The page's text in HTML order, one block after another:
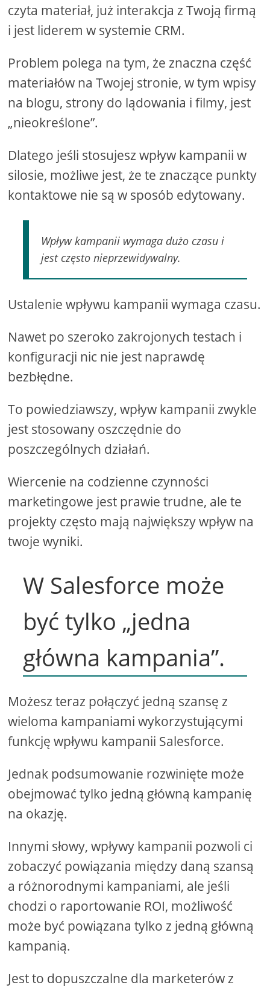
czyta materiał, już interakcja z Twoją firmą
i jest liderem w systemie CRM.
Problem polega na tym, że znaczna część
materiałów na Twojej stronie, w tym wpisy
na blogu, strony do lądowania i filmy, jest
„nieokreślone”.
Dlatego jeśli stosujesz wpływ kampanii w
silosie, możliwe jest, że te znaczące punkty
kontaktowe nie są w sposób edytowany.
Wpływ kampanii wymaga dużo czasu i
jest często nieprzewidywalny.
Ustalenie wpływu kampanii wymaga czasu.
Nawet po szeroko zakrojonych testach i
konfiguracji nic nie jest naprawdę
bezbłędne.
To powiedziawszy, wpływ kampanii zwykle
jest stosowany oszczędnie do
poszczególnych działań.
Wiercenie na codzienne czynności
marketingowe jest prawie trudne, ale te
projekty często mają największy wpływ na
twoje wyniki.
W Salesforce może
być tylko „jedna
główna kampania”.
Możesz teraz połączyć jedną szansę z
wieloma kampaniami wykorzystującymi
funkcję wpływu kampanii Salesforce.
Jednak podsumowanie rozwinięte może
obejmować tylko jedną główną kampanię
na okazję.
Innymi słowy, wpływy kampanii pozwoli ci
zobaczyć powiązania między daną szansą
a różnorodnymi kampaniami, ale jeśli
chodzi o raportowanie ROI, możliwość
może być powiązana tylko z jedną główną
kampanią.
Jest to dopuszczalne dla marketerów z